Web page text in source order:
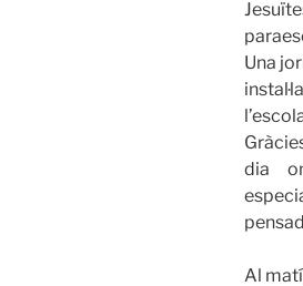
Una
dia
Al